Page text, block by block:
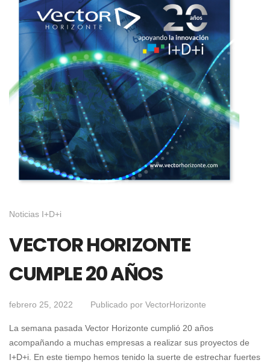
Noticias I+D+i
VECTOR HORIZONTE
CUMPLE 20 AÑOS
febrero 25, 2022 Publicado por VectorHorizonte
La semana pasada Vector Horizonte cumplió 20 años
acompañando a muchas empresas a realizar sus proyectos de
I+D+i. En este tiempo hemos tenido la suerte de estrechar fuertes